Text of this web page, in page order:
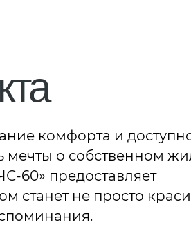
комфорта и
о собственном
60» предоставляет
станет не просто